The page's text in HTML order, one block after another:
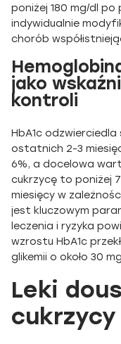
poniżej 180 mg/dl po
indywidualnie
chorób
jako
kontroli
HbA1c
ostatnich 2-3
6%, a docelowa
cukrzycę to poniżej
miesięcy w
jest kluczowym
leczenia i ryzyka
wzrostu HbA1c
glikemii o około 30
Leki